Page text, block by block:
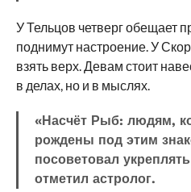
У Тельцов четверг обещает
поднимут настроение. У
взять верх. Девам стоит
в делах, но и в мыслях.
«Насчёт Рыб: людям,
рождены под этим
посоветовал
отметил астролог.